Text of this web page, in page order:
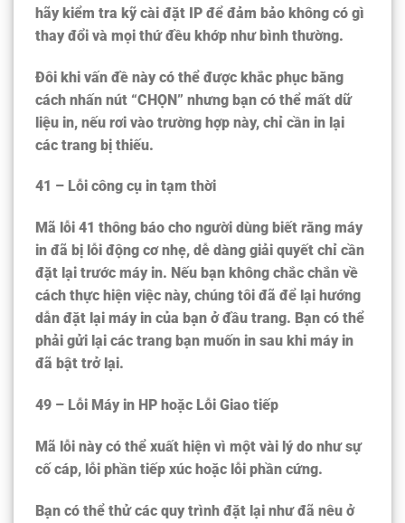
hãy kiểm tra kỹ cài đặt IP để đảm bảo không có gì
thay đổi và mọi thứ đều khớp như bình thường.
Đôi khi vấn đề này có thể được khắc phục bằng
cách nhấn nút “CHỌN” nhưng bạn có thể mất dữ
liệu in, nếu rơi vào trường hợp này, chỉ cần in lại
các trang bị thiếu.
41 – Lỗi công cụ in tạm thời
Mã lỗi 41 thông báo cho người dùng biết rằng máy
in đã bị lỗi động cơ nhẹ, dễ dàng giải quyết chỉ cần
đặt lại trước máy in. Nếu bạn không chắc chắn về
cách thực hiện việc này, chúng tôi đã để lại hướng
dẫn đặt lại máy in của bạn ở đầu trang. Bạn có thể
phải gửi lại các trang bạn muốn in sau khi máy in
đã bật trở lại.
49 – Lỗi Máy in HP hoặc Lỗi Giao tiếp
Mã lỗi này có thể xuất hiện vì một vài lý do như sự
cố cáp, lỗi phần tiếp xúc hoặc lỗi phần cứng.
Bạn có thể thử các quy trình đặt lại như đã nêu ở